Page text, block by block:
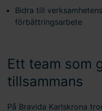
Bidra till
förbättringsarbete
Ett team som
tillsammans
På Bravida Karlskrona